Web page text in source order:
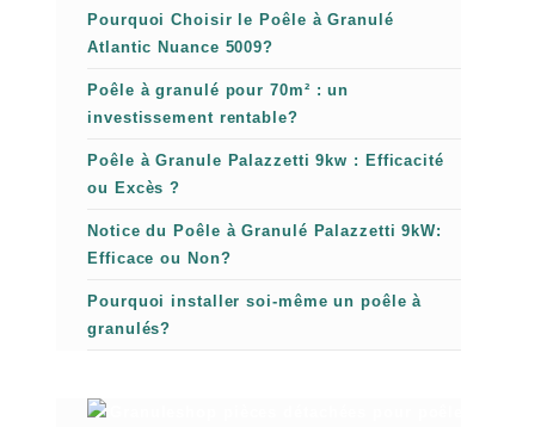
Pourquoi Choisir le Poêle à Granulé
Atlantic Nuance 5009?
Poêle à granulé pour 70m² : un
investissement rentable?
Poêle à Granule Palazzetti 9kw : Efficacité
ou Excès ?
Notice du Poêle à Granulé Palazzetti 9kW:
Efficace ou Non?
Pourquoi installer soi-même un poêle à
granulés?